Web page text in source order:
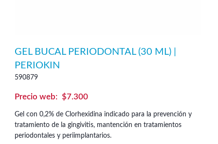
GEL BUCAL PERIODONTAL (30 ML) |
PERIOKIN
590879
$7.300
Gel con 0,2% de Clorhexidina indicado para la prevención y
tratamiento de la gingivitis, mantención en tratamientos
periodontales y periimplantarios.